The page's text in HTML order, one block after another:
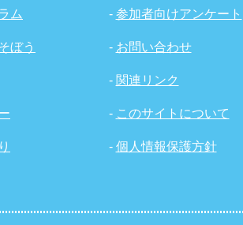
ム
ぼう
- 参加者向けアンケート
- お問い合わせ
- 関連リンク
- このサイトについて
- 個人情報保護方針